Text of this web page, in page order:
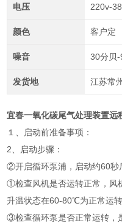
电压 220v-
颜色 客户定
噪音 30分贝-
发货地 江苏常州
宜春一氧化碳尾气处理装置远
１、启动前准备事项：
2、启
②开启循环泵浦，启动约60秒
①检查风机是否运转正常，风
升温状态在60-80℃为正常运转
③检查循环泵是否正常运转，